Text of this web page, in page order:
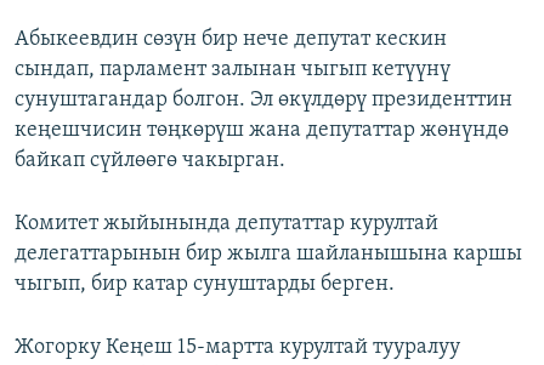
Абыкеевдин сөзүн бир нече депутат кескин
сындап, парламент залынан чыгып кетүүнү
сунуштагандар болгон. Эл өкүлдөрү президенттин
кеңешчисин төңкөрүш жана депутаттар жөнүндө
байкап сүйлөөгө чакырган.
Комитет жыйынында депутаттар курултай
делегаттарынын бир жылга шайланышына каршы
чыгып, бир катар сунуштарды берген.
Жогорку Кеңеш 15-мартта курултай тууралуу